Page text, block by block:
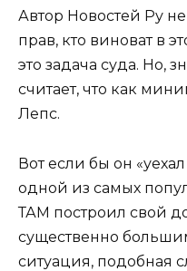
Автор Новостей Ру
прав, кто виноват в
это задача суда. Но,
считает, что как
Лепс.
Вот если бы он
одной из самых
ТАМ построил свой
существенно
ситуация, подобная